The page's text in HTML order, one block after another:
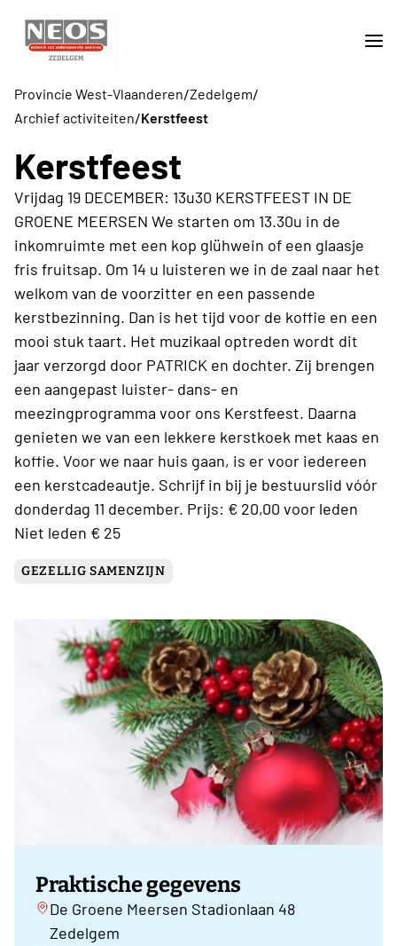
Provincie West-Vlaanderen/Zedelgem/
Archief activiteiten/Kerstfeest
Kerstfeest
Vrijdag 19 DECEMBER: 13u30 KERSTFEEST IN DE
GROENE MEERSEN We starten om 13.30u in de
inkomruimte met een kop glühwein of een glaasje
fris fruitsap. Om 14 u luisteren we in de zaal naar het
welkom van de voorzitter en een passende
kerstbezinning. Dan is het tijd voor de koffie en een
mooi stuk taart. Het muzikaal optreden wordt dit
jaar verzorgd door PATRICK en dochter. Zij brengen
een aangepast luister- dans- en
meezingprogramma voor ons Kerstfeest. Daarna
genieten we van een lekkere kerstkoek met kaas en
koffie. Voor we naar huis gaan, is er voor iedereen
een kerstcadeautje. Schrijf in bij je bestuurslid vóór
donderdag 11 december. Prijs: € 20,00 voor leden
Niet leden € 25
GEZELLIG SAMENZIJN
Praktische gegevens
De Groene Meersen Stadionlaan 48
Zedelgem